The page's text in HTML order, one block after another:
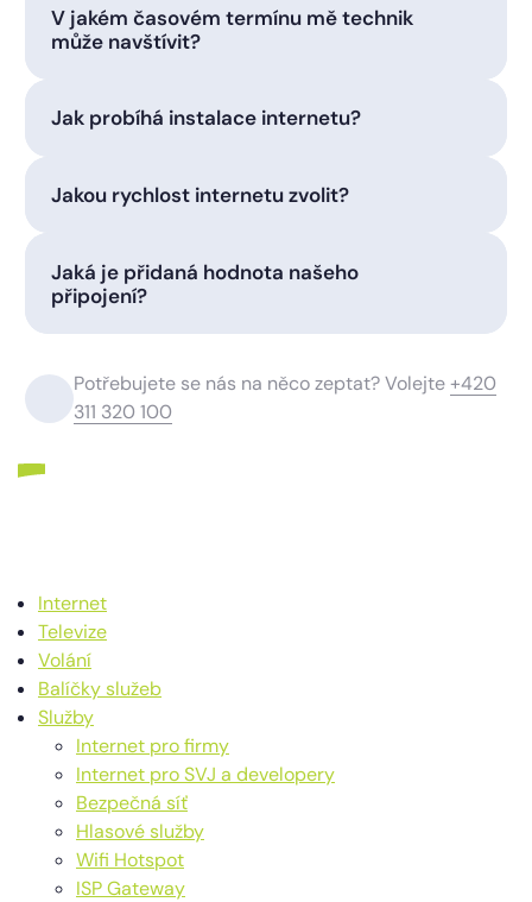
V jakém časovém termínu mě technik
může navštívit?
Jak probíhá instalace internetu?
Jakou rychlost internetu zvolit?
Jaká je přidaná hodnota našeho
připojení?
Potřebujete se nás na něco zeptat? Volejte+420
311 320 100
Internet
Televize
Volání
Balíčky služeb
Služby
Internet pro firmy
Internet pro SVJ a developery
Bezpečná síť
Hlasové služby
Wifi Hotspot
ISP Gateway